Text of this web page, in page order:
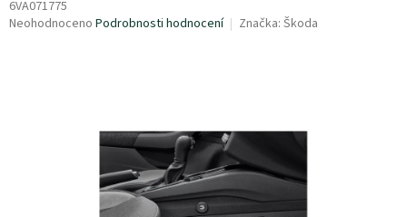
6VA071775
Průměrné
Neohodnoceno Podrobnosti hodnocení Značka: Škoda